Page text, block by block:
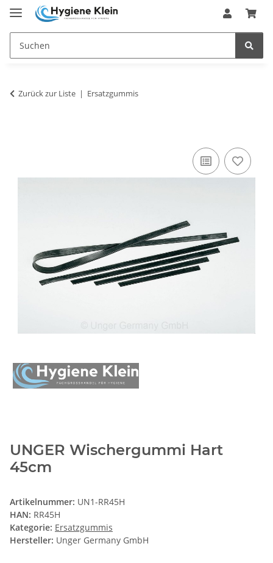
Zurück zur Liste Ersatzgummis
UNGER Wischergummi Hart
45cm
Artikelnummer: UN1-RR45H
HAN: RR45H
Kategorie: Ersatzgummis
Hersteller: Unger Germany GmbH